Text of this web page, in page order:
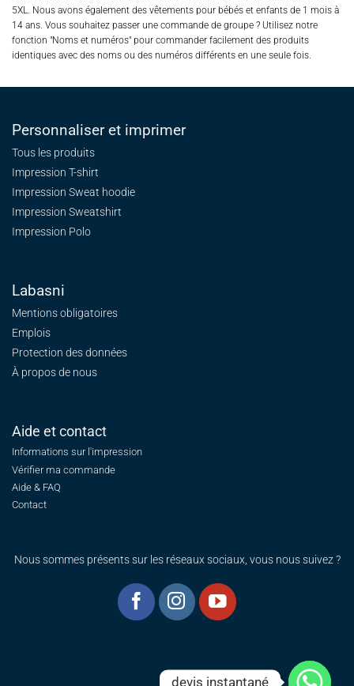
5XL. Nous avons également des vêtements pour bébés et enfants de 1 mois à
14 ans. Vous souhaitez passer une commande de groupe ? Utilisez notre
fonction "Noms et numéros" pour commander facilement des produits
identiques avec des noms ou des numéros différents en une seule fois.
Personnaliser et imprimer
Tous les produits
Impression T-shirt
Impression Sweat hoodie
Impression Sweatshirt
Impression Polo
Labasni
Mentions obligatoires
Emplois
Protection des données
À propos de nous
Aide et contact
Informations sur l'impression
Vérifier ma commande
Aide & FAQ
Contact
Nous sommes présents sur les réseaux sociaux, vous nous suivez ?
devis instantané